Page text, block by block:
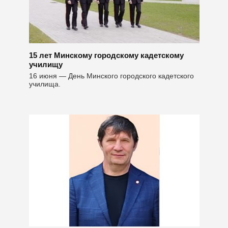
15 лет Минскому городскому кадетскому
училищу
16 июня — День Минского городского кадетского
училища.